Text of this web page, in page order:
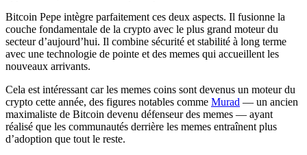
Bitcoin Pepe intègre parfaitement ces deux aspects. Il fusionne la
couche fondamentale de la crypto avec le plus grand moteur du
secteur d’aujourd’hui. Il combine sécurité et stabilité à long terme
avec une technologie de pointe et des memes qui accueillent les
nouveaux arrivants.
Cela est intéressant car les memes coins sont devenus un moteur du
crypto cette année, des figures notables comme Murad — un ancien
maximaliste de Bitcoin devenu défenseur des memes — ayant
réalisé que les communautés derrière les memes entraînent plus
d’adoption que tout le reste.